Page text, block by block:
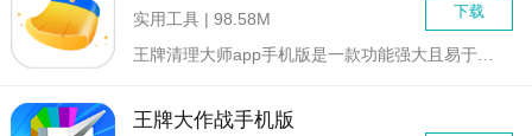
下载
实用工具 | 98.58M
王牌大作战手机版